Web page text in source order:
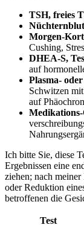
TSH, freies
⁣Cushing,
DHEA‑S,
auf
Plasma‑
Schwitzen
auf
Ich bitte Sie, ​diese
Ergebnissen eine⁢
ziehen;⁢ nach
oder ​Reduktion
‍betroffenen ⁢die
Test